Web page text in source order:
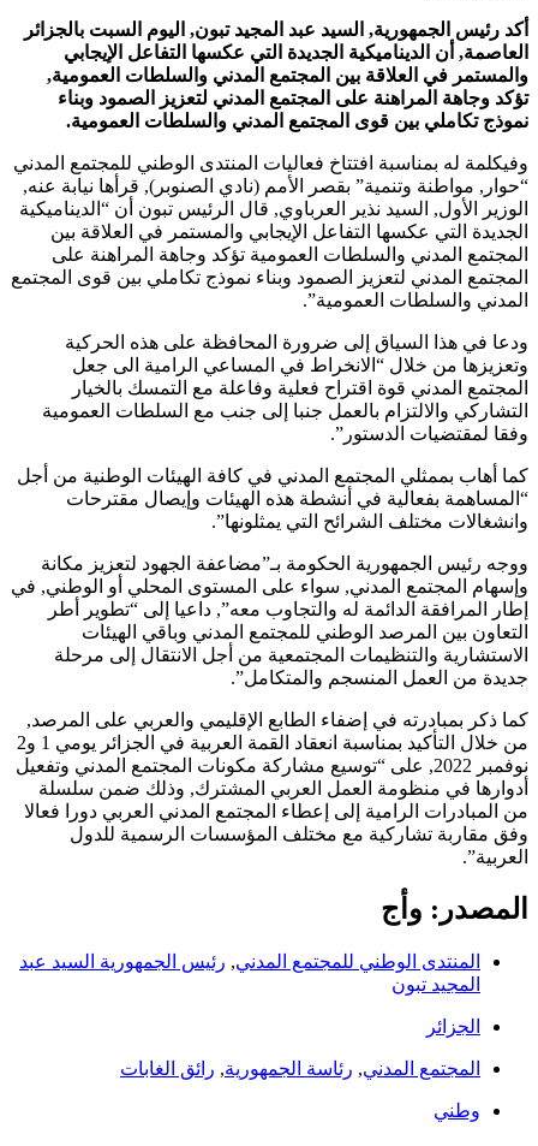
أكد رئيس الجمهورية, السيد عبد المجيد تبون, اليوم السبت بالجزائر
العاصمة, أن الديناميكية الجديدة التي عكسها التفاعل الإيجابي
والمستمر في العلاقة بين المجتمع المدني والسلطات العمومية,
تؤكد وجاهة المراهنة على المجتمع المدني لتعزيز الصمود وبناء
نموذج تكاملي بين قوى المجتمع المدني والسلطات العمومية.
وفيكلمة له بمناسبة افتتاخ فعاليات المنتدى الوطني للمجتمع المدني
“حوار, مواطنة وتنمية” بقصر الأمم (نادي الصنوبر), قرأها نيابة عنه,
الوزير الأول, السيد نذير العرباوي, قال الرئيس تبون أن “الديناميكية
الجديدة التي عكسها التفاعل الإيجابي والمستمر في العلاقة بين
المجتمع المدني والسلطات العمومية تؤكد وجاهة المراهنة على
المجتمع المدني لتعزيز الصمود وبناء نموذج تكاملي بين قوى المجتمع
المدني والسلطات العمومية”.
ودعا في هذا السياق إلى ضرورة المحافظة على هذه الحركية
وتعزيزها من خلال “الانخراط في المساعي الرامية الى جعل
المجتمع المدني قوة اقتراح فعلية وفاعلة مع التمسك بالخيار
التشاركي والالتزام بالعمل جنبا إلى جنب مع السلطات العمومية
وفقا لمقتضيات الدستور”.
كما أهاب بممثلي المجتمع المدني في كافة الهيئات الوطنية من أجل
“المساهمة بفعالية في أنشطة هذه الهيئات وإيصال مقترحات
وانشغالات مختلف الشرائح التي يمثلونها”.
ووجه رئيس الجمهورية الحكومة بـ”مضاعفة الجهود لتعزيز مكانة
وإسهام المجتمع المدني, سواء على المستوى المحلي أو الوطني, في
إطار المرافقة الدائمة له والتجاوب معه”, داعيا إلى “تطوير أطر
التعاون بين المرصد الوطني للمجتمع المدني وباقي الهيئات
الاستشارية والتنظيمات المجتمعية من أجل الانتقال إلى مرحلة
جديدة من العمل المنسجم والمتكامل”.
كما ذكر بمبادرته في إضفاء الطابع الإقليمي والعربي على المرصد,
من خلال التأكيد بمناسبة انعقاد القمة العربية في الجزائر يومي 1 و2
نوفمبر 2022, على “توسيع مشاركة مكونات المجتمع المدني وتفعيل
أدوارها في منظومة العمل العربي المشترك, وذلك ضمن سلسلة
من المبادرات الرامية إلى إعطاء المجتمع المدني العربي دورا فعالا
وفق مقاربة تشاركية مع مختلف المؤسسات الرسمية للدول
العربية”.
المصدر: وأج
المنتدى الوطني للمجتمع المدني, رئيس الجمهورية السيد عبد
المجيد تبون
الجزائر
المجتمع المدني, رئاسة الجمهورية, رائق الغابات
وطني